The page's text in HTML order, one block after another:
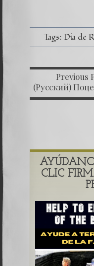
Tags: Dia de
Previous
(Русский)
CLIC